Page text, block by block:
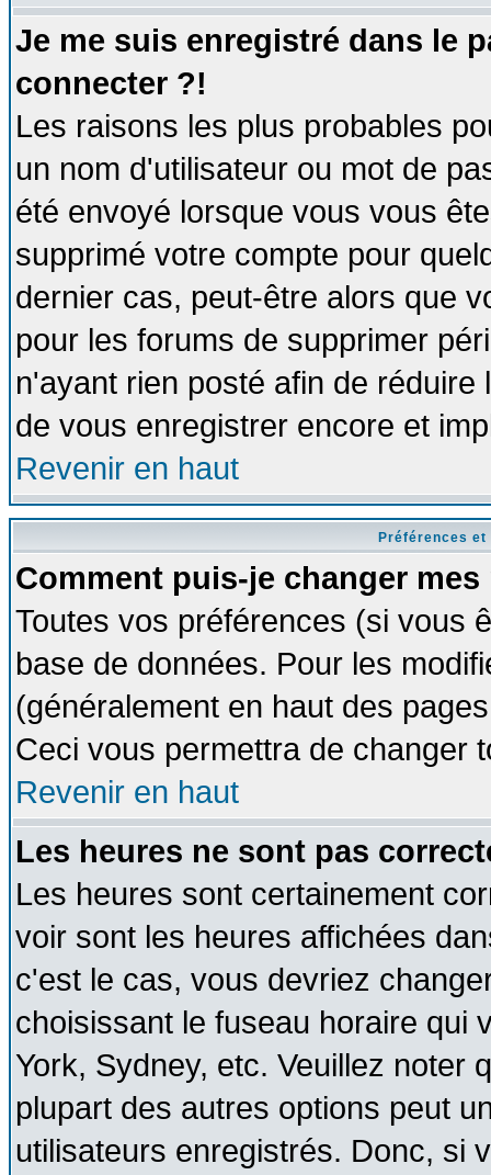
Je me suis enregistré dans le
connecter ?!
Les raisons les plus probables
un nom d'utilisateur ou mot de
été envoyé lorsque vous vous
supprimé votre compte pour
dernier cas, peut-être alors que
pour les forums de supprimer
n'ayant rien posté afin de
de vous enregistrer encore et
Revenir en haut
Préférences
Comment puis-je changer mes
Toutes vos préférences (si vous
base de données. Pour les
(généralement en haut des
Ceci vous permettra de changer
Revenir en haut
Les heures ne sont pas
Les heures sont certainement
voir sont les heures affichées
c'est le cas, vous devriez
choisissant le fuseau horaire qui
York, Sydney, etc. Veuillez noter
plupart des autres options peut
utilisateurs enregistrés. Donc, si